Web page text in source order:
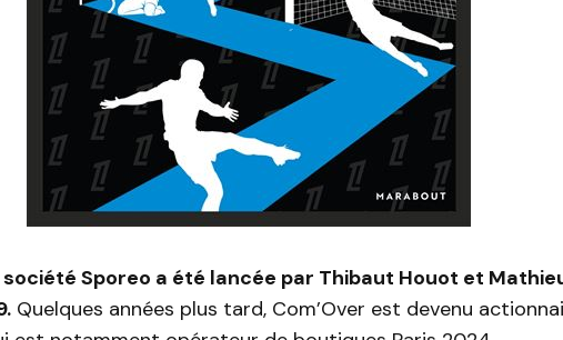
Sporeo a été lancée par Thibaut Houot et
Quelques années plus tard, Com’Over est devenu